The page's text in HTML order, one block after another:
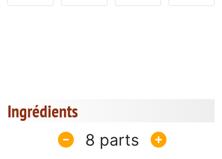
Ingrédients
8